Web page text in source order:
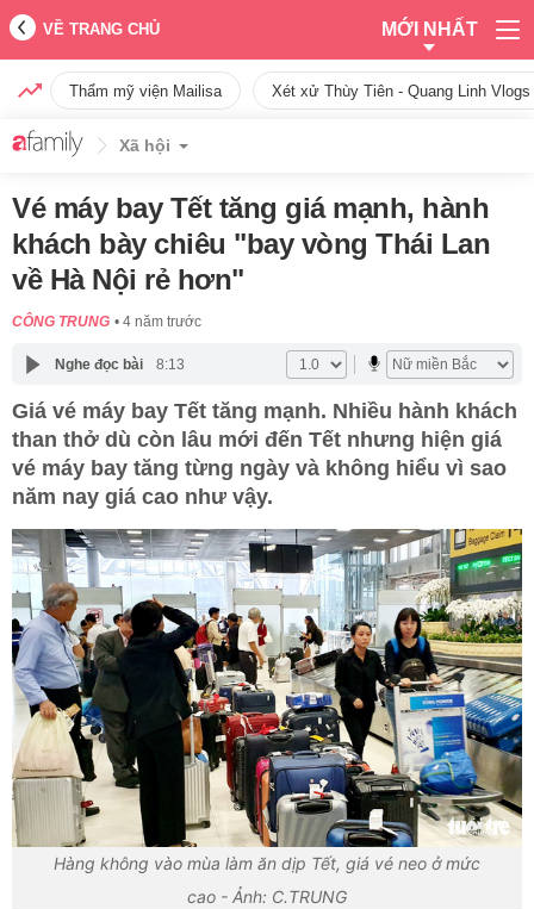
VỀ TRANG CHỦ MỚI NHẤT
Thẩm mỹ viện Mailisa Xét xử Thùy Tiên - Quang Linh
Xã hội
Vé máy bay Tết tăng giá mạnh, hành
khách bày chiêu "bay vòng Thái Lan
về Hà Nội rẻ hơn"
CÔNG TRUNG 4 năm trước
Nghe đọc bài 8:13
Giá vé máy bay Tết tăng mạnh. Nhiều hành khách
than thở dù còn lâu mới đến Tết nhưng hiện giá
vé máy bay tăng từng ngày và không hiểu vì sao
năm nay giá cao như vậy.
Hàng không vào mùa làm ăn dịp Tết, giá vé neo ở mức
cao - Ảnh: C.TRUNG